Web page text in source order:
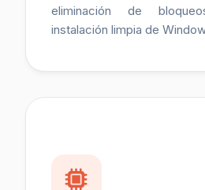
eliminación de
instalación limpia de